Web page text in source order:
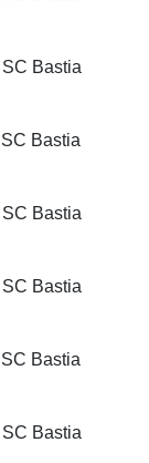
Bastia
Bastia
Bastia
Bastia
Bastia
Bastia